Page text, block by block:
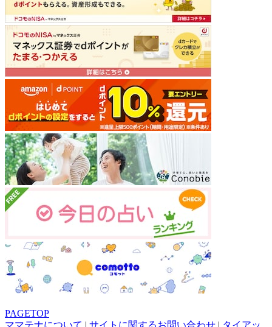
PAGETOP
ママテナについて | サイトに関するお問い合わせ | タイアッ